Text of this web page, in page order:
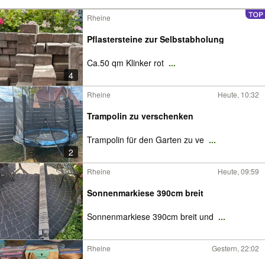
4
Rheine
Pflastersteine zur Selbstabholung
Ca.50 qm Klinker rot ...
2
Rheine Heute, 10:32
Trampolin zu verschenken
Trampolin für den Garten zu ve ...
Rheine Heute, 09:59
Sonnenmarkiese 390cm breit
Sonnenmarkiese 390cm breit und ...
Rheine Gestern, 22:02